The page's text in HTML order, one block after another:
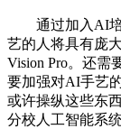
通过加入AI培
艺的人将具有庞
Vision Pro。还需
要加强对AI手艺
或许操纵这些东
分校人工智能系